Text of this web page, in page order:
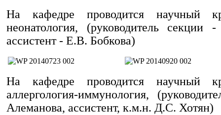
На кафедре проводится научный
неонатология, (руководитель
ассистент - Е.В. Бобкова)
На кафедре проводится научный
аллергология-иммунология,
Алеманова, ассистент, к.м.н. Д.С. Хотян)